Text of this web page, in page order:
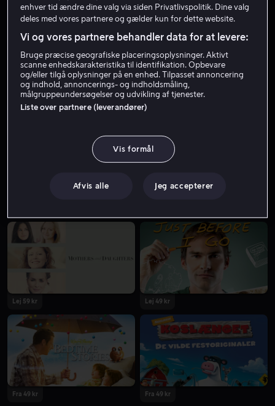
Lej 59 kr Lej 49 kr
Fra 49 kr Fra 49 kr
enhver tid ændre dine valg via siden Privatlivspolitik. Dine valg
deles med vores partnere og gælder kun for dette website.
Vi og vores partnere behandler data for at levere:
Bruge præcise geografiske placeringsoplysninger. Aktivt
scanne enhedskarakteristika til identifikation. Opbevare
og/eller tilgå oplysninger på en enhed. Tilpasset annoncering
og indhold, annoncerings- og indholdsmåling,
målgruppeundersøgelser og udvikling af tjenester.
Liste over partnere (leverandører)
Vis formål
Afvis alle Jeg accepterer